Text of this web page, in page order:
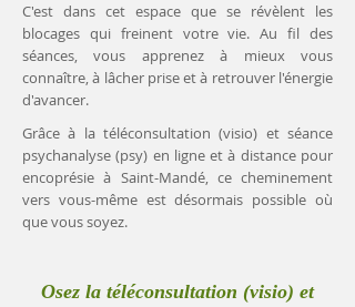
C'est dans cet espace que se révèlent les
blocages qui freinent votre vie. Au fil des
séances, vous apprenez à mieux vous
connaître, à lâcher prise et à retrouver l'énergie
d'avancer.
Grâce à la téléconsultation (visio) et séance
psychanalyse (psy) en ligne et à distance pour
encoprésie à Saint-Mandé, ce cheminement
vers vous-même est désormais possible où
que vous soyez.
Osez la téléconsultation (visio) et